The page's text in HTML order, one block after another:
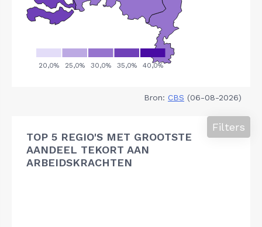
Bron: CBS (06-08-2026)
TOP 5 REGIO'S MET GROOTSTE
AANDEEL TEKORT AAN
ARBEIDSKRACHTEN
Filters